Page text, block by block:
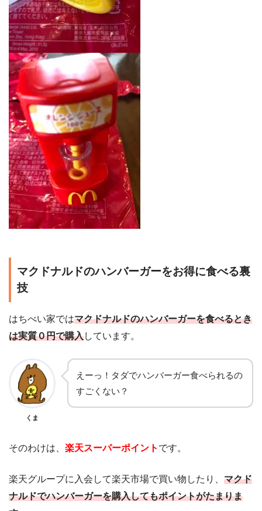
マクドナルドのハンバーガーをお得に食べる裏
技
はちべい家ではマクドナルドのハンバーガーを食べるとき
は実質０円で購入しています。
くま
えーっ！タダでハンバーガー食べられるの
すごくない？
そのわけは、 楽天スーパーポイント です。
楽天グループに入会して楽天市場で買い物したり、 マクド
ナルドでハンバーガーを購入してもポイントがたまりま